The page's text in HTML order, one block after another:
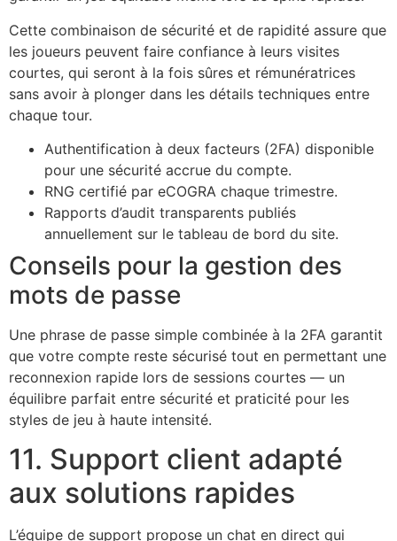
Cette combinaison de sécurité et de rapidité assure que
les joueurs peuvent faire confiance à leurs visites
courtes, qui seront à la fois sûres et rémunératrices
sans avoir à plonger dans les détails techniques entre
chaque tour.
Authentification à deux facteurs (2FA) disponible
pour une sécurité accrue du compte.
RNG certifié par eCOGRA chaque trimestre.
Rapports d’audit transparents publiés
annuellement sur le tableau de bord du site.
Conseils pour la gestion des
mots de passe
Une phrase de passe simple combinée à la 2FA garantit
que votre compte reste sécurisé tout en permettant une
reconnexion rapide lors de sessions courtes — un
équilibre parfait entre sécurité et praticité pour les
styles de jeu à haute intensité.
11. Support client adapté
aux solutions rapides
L’équipe de support propose un chat en direct qui